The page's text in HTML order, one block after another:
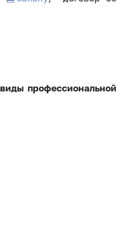
виды профессиональной